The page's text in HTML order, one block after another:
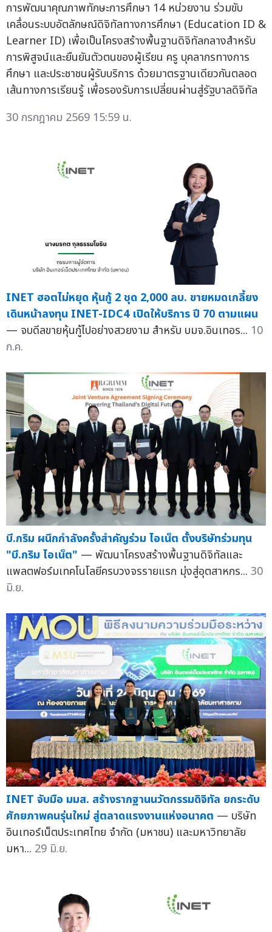
การพัฒนาคุณภาพทักษะการศึกษา 14 หน่วยงาน ร่วมขับ
เคลื่อนระบบอัตลักษณ์ดิจิทัลทางการศึกษา (Education ID &
Learner ID) เพื่อเป็นโครงสร้างพื้นฐานดิจิทัลกลางสำหรับ
การพิสูจน์และยืนยันตัวตนของผู้เรียน ครู บุคลากรทางการ
ศึกษา และประชาชนผู้รับบริการ ด้วยมาตรฐานเดียวกันตลอด
เส้นทางการเรียนรู้ เพื่อรองรับการเปลี่ยนผ่านสู่รัฐบาลดิจิทัล
30 กรกฎาคม 2569 15:59 น.
INET ฮอตไม่หยุด หุ้นกู้ 2 ชุด 2,000 ลบ. ขายหมดเกลี้ยง
เดินหน้าลงทุน INET-IDC4 เปิดให้บริการ ปี 70 ตามแผน
— จบดีลขายหุ้นกู้ไปอย่างสวยงาม สำหรับ บมจ.อินเทอร... 10
ก.ค.
บี.กริม ผนึกกำลังครั้งสำคัญร่วม ไอเน็ต ตั้งบริษัทร่วมทุน
"บี.กริม ไอเน็ต" — พัฒนาโครงสร้างพื้นฐานดิจิทัลและ
แพลตฟอร์มเทคโนโลยีครบวงจรรายแรก มุ่งสู่อุตสาหกร... 30
มิ.ย.
INET จับมือ มมส. สร้างรากฐานนวัตกรรมดิจิทัล ยกระดับ
ศักยภาพคนรุ่นใหม่ สู่ตลาดแรงงานแห่งอนาคต — บริษัท
อินเทอร์เน็ตประเทศไทย จำกัด (มหาชน) และมหาวิทยาลัย
มหา... 29 มิ.ย.